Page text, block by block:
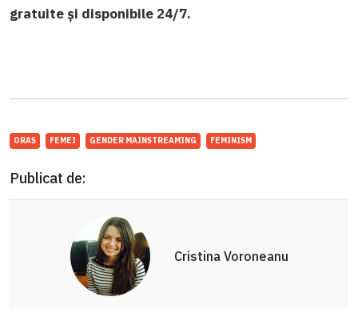
gratuite și disponibile 24/7.
ORAS FEMEI GENDER MAINSTREAMING FEMINISM
Publicat de:
Cristina Voroneanu